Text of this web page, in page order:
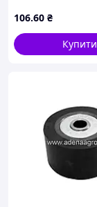
106.60 ₴
Купити